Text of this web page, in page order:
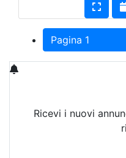
Pagina 1
Ricevi i nuovi